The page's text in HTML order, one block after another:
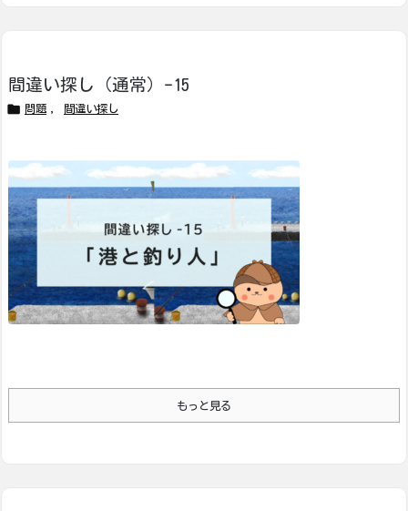
間違い探し（通常）-15
 問題 間違い探し
もっと見る